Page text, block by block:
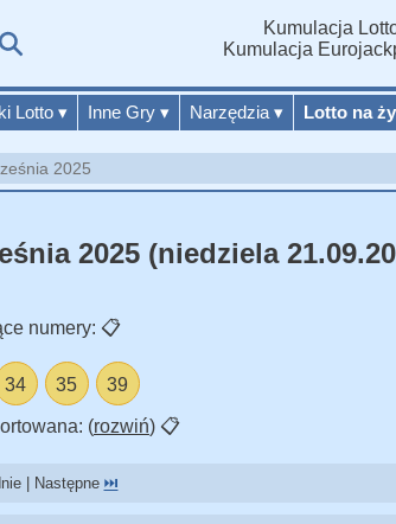
Lotto ▾ Inne Gry ▾ Narzędzia ▾ Lotto na
Kumulacja
Kumulacja
2025
2025 (niedziela
numery: 📋
34 35 39
(rozwiń) 📋
| Następne ⏭️